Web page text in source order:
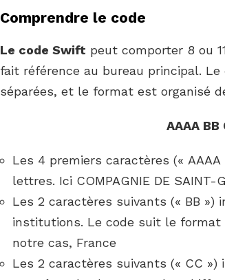
Comprendre le code
Le code Swift peut comporter 8 ou
fait référence au bureau principal.
séparées, et le format est organisé
AAAA BB
Les 4 premiers caractères («
lettres. Ici COMPAGNIE DE SAINT-
Les 2 caractères suivants (« BB
institutions. Le code suit le format
notre cas, France
Les 2 caractères suivants (« CC